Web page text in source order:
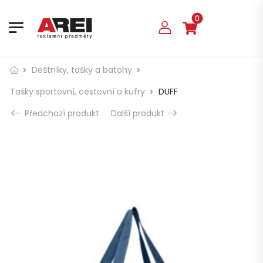
0
Deštníky, tašky a batohy
Tašky sportovní, cestovní a kufry
DUFF
Předchozí produkt
Další produkt